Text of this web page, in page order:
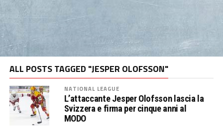
ALL POSTS TAGGED "JESPER OLOFSSON"
NATIONAL LEAGUE
L’attaccante Jesper Olofsson lascia la
Svizzera e firma per cinque anni al
MODO